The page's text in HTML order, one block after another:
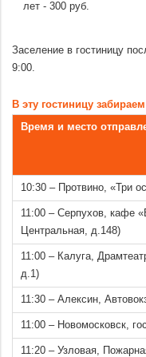
лет - 300 руб.
Заселение в гостиницу
9:00.
В эту гостиницу
Время и место
10:30 – Протвино, «Три
11:00 – Серпухов, кафе
Центральная, д.148)
11:00 – Калуга,
д.1)
11:30 – Алексин,
11:00 – Новомосковск,
11:20 – Узловая,